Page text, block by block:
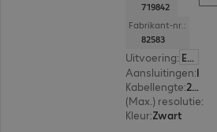
719842
Fabrikant-nr.:
82583
Uitvoering: Europa
Aansluitingen:
Kabellengte: 2 m
(Max.) resolutie:
Kleur:Zwart